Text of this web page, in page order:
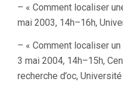
– « Comment localiser
mai 2003, 14h–16h,
– « Comment localiser
3 mai 2004, 14h–15h,
recherche d’oc,